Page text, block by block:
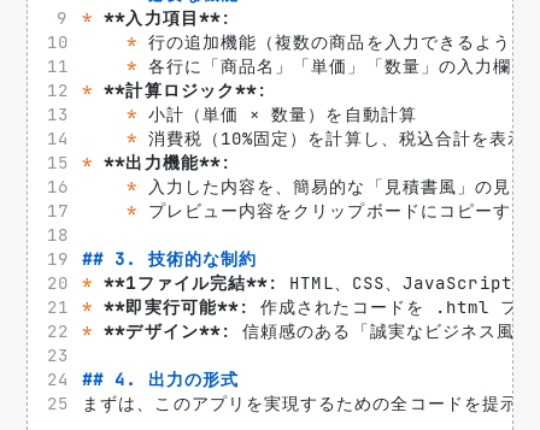
* **入力項目**:
* 行の追加機能（複数の商品を入力できるように
* 各行に「商品名」「単価」「数量」の入力欄
* **計算ロジック**:
* 小計（単価 × 数量）を自動計算
* 消費税（10%固定）を計算し、税込合計を表示
* **出力機能**:
* 入力した内容を、簡易的な「見積書風」の見た
* プレビュー内容をクリップボードにコピーする
## 3. 技術的な制約
* **1ファイル完結**: HTML、CSS、JavaScriptを
* **即実行可能**: 作成されたコードを .html ファ
* **デザイン**: 信頼感のある「誠実なビジネス風」
## 4. 出力の形式
まずは、このアプリを実現するための全コードを提示